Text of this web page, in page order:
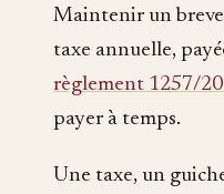
Maintenir un
taxe annuelle,
règlement 1257/
payer à temps.
Une taxe, un